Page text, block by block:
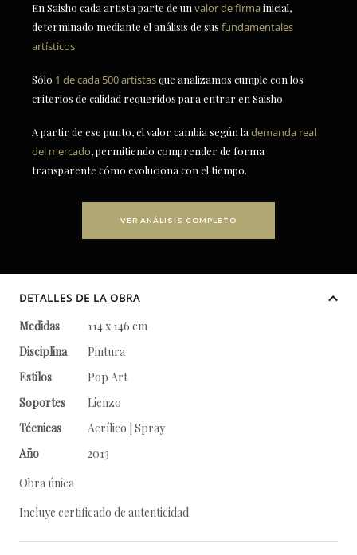
En Saisho cada artista parte de un valor de firmainicial,
determinado mediante el análisis de sus fundamentales
artísticos.
Sólo 1 de cada 500 artistasque analizamos cumple con los
criterios de calidad requeridos para entrar en Saisho.
A partir de ese punto, el valor cambia según la demanda real
del mercado, permitiendo comprender de forma
transparente cómo evoluciona con el tiempo.
VER ANÁLISIS COMPLETO
DETALLES DE LA OBRA
Medidas
114 x 146 cm
Disciplina
Pintura
Estilos
Pop Art
Soportes
Lienzo
Técnicas
Acrílico | Spray
Año
2013
Obra única
Incluye certificado de autenticidad